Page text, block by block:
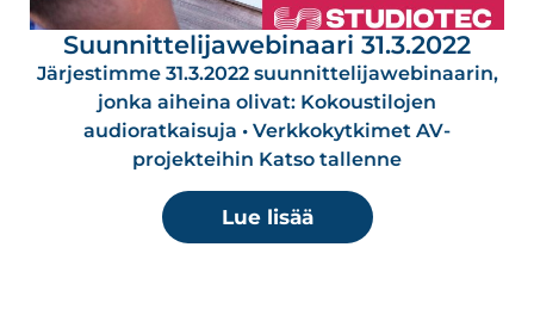
Suunnittelijawebinaari 31.3.2022
Järjestimme 31.3.2022 suunnittelijawebinaarin,
jonka aiheina olivat: Kokoustilojen
audioratkaisuja • Verkkokytkimet AV-
projekteihin Katso tallenne
Lue lisää